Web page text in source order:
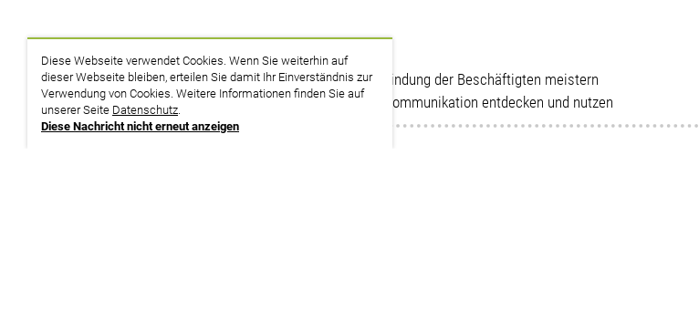
Diese Webseite verwendet Cookies. Wenn Sie weiterhin auf
dieser Webseite bleiben, erteilen Sie damit Ihr Einverständnis zur
Verwendung von Cookies. Weitere Informationen finden Sie auf
unserer Seite Datenschutz.
Diese Nachricht nicht erneut anzeigen
Workshop Öffentlichkeitsarbeit: Aktive Einbindung der Beschäftigten meistern
(Digitale) Möglichkeiten zur betrieblichen Kommunikation entdecken und nutzen